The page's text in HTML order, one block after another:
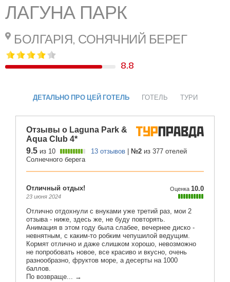
ЛАГУНА ПАРК
БОЛГАРІЯ, СОНЯЧНИЙ БЕРЕГ
8.8
ДЕТАЛЬНО ПРО ЦЕЙ ГОТЕЛЬ ГОТЕЛЬ ТУРИ